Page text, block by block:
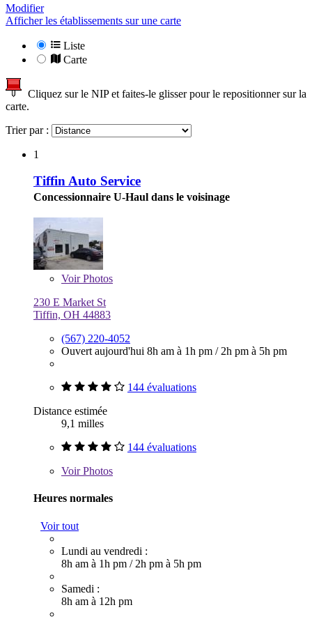
Modifier
Afficher les établissements sur une carte
Liste
Carte
Cliquez sur le NIP et faites-le glisser pour le repositionner sur la
carte.
Trier par :
1
Tiffin Auto Service
Concessionnaire U-Haul dans le voisinage
VoirPhotos
230 E Market St
Tiffin, OH 44883
(567) 220-4052
Ouvert aujourd'hui 8h am à 1h pm / 2h pm à 5h pm
144 évaluations
Distance estimée
9,1 milles
144 évaluations
VoirPhotos
Heures normales
Voir tout
Lundi au vendredi :
8h am à 1h pm / 2h pm à 5h pm
Samedi :
8h am à 12h pm